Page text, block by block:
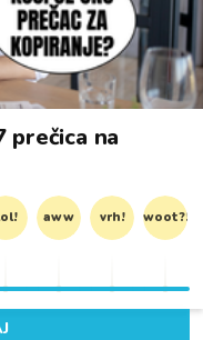
prečica na
aww vrh! woot?!